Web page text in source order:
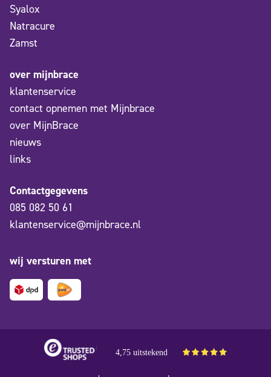
Syalox
Natracure
Zamst
over mijnbrace
klantenservice
contact opnemen met Mijnbrace
over MijnBrace
nieuws
links
Contactgegevens
085 082 50 61
klantenservice@mijnbrace.nl
wij versturen met
4,75 uitstekend